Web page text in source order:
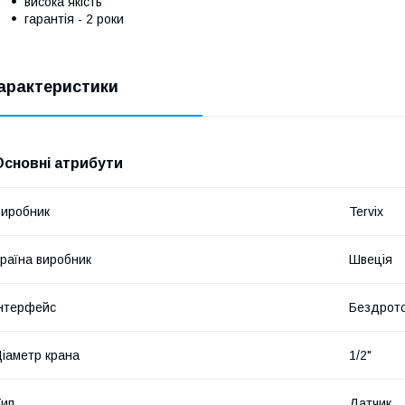
гарантія - 2 роки
атрибути
Tervix
виробник Швеція
крана 1/2"